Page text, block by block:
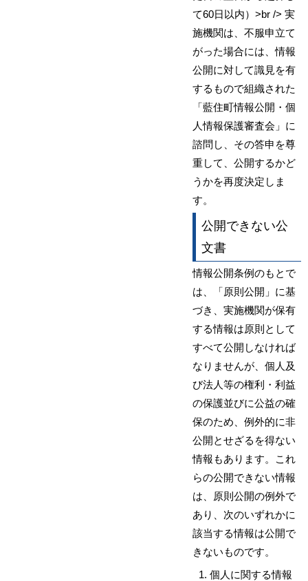
て60日以内）>br /> 実
施機関は、不服申立て
がった場合には、情報
公開に対して識見を有
するもので組織された
「藍住町情報公開・個
人情報保護審査会」に
諮問し、その答申を尊
重して、公開するかど
うかを再度決定しま
す。
公開できない公
文書
情報公開条例のもとで
は、「原則公開」に基
づき、実施機関が保有
する情報は原則として
すべて公開しなければ
なりませんが、個人及
び法人等の権利・利益
の保護並びに公益の確
保のため、例外的に非
公開とせざるを得ない
情報もあります。これ
らの公開できない情報
は、原則公開の例外で
あり、次のいずれかに
該当する情報は公開で
きないものです。
個人に関する情報